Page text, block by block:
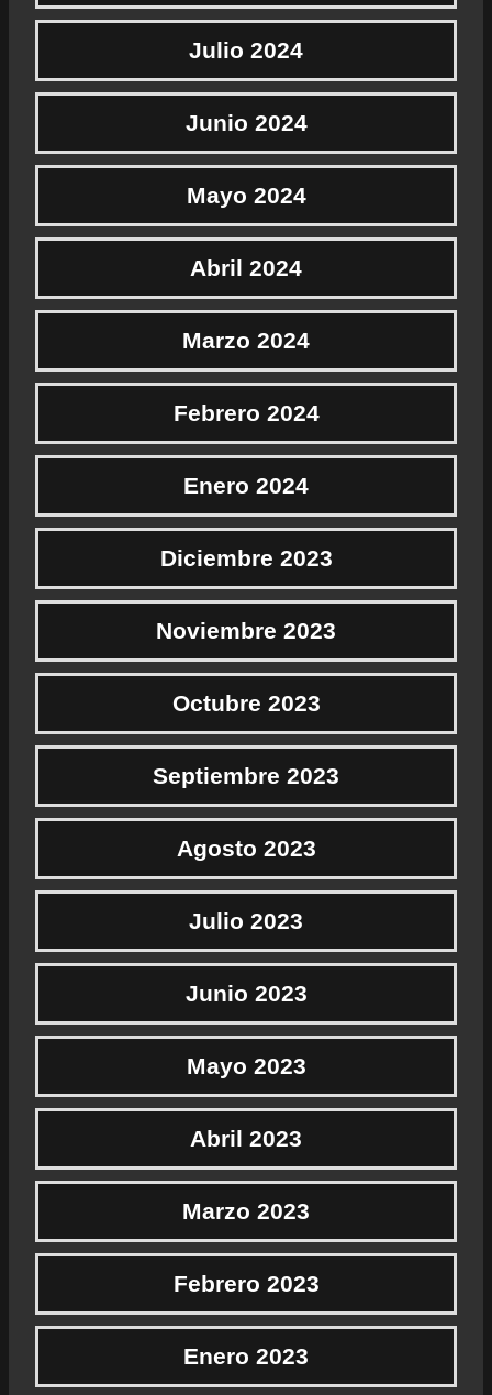
Julio 2024
Junio 2024
Mayo 2024
Abril 2024
Marzo 2024
Febrero 2024
Enero 2024
Diciembre 2023
Noviembre 2023
Octubre 2023
Septiembre 2023
Agosto 2023
Julio 2023
Junio 2023
Mayo 2023
Abril 2023
Marzo 2023
Febrero 2023
Enero 2023